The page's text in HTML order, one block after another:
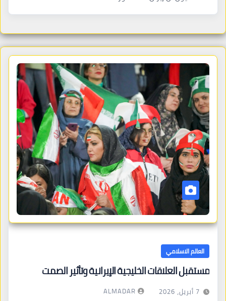
العالم الاسلامي
مستقبل العلاقات الخليجية الإيرانية وتأثير الصمت
7 أبريل، 2026 ALMADAR